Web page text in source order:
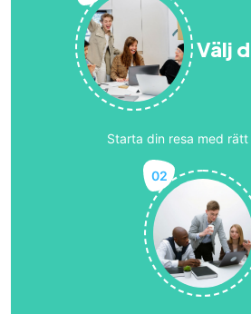
Välj
Starta din resa med
02